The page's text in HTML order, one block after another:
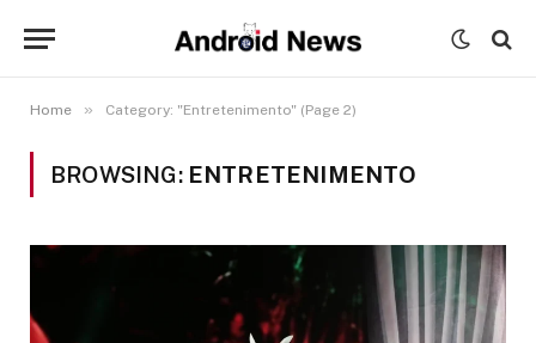
Home » Category: "Entretenimento" (Page 2)
BROWSING: ENTRETENIMENTO